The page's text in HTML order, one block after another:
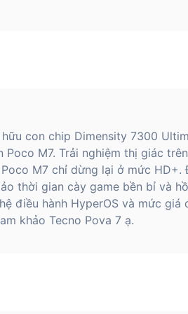
con chip Dimensity 7300
M7. Trải nghiệm thị giác
M7 chỉ dừng lại ở mức HD+.
thời gian cày game bền bỉ và
điều hành HyperOS và mức giá
khảo Tecno Pova 7 ạ.